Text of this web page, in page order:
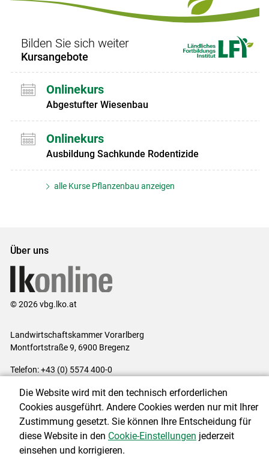
Bilden Sie sich weiter
Kursangebote
Onlinekurs
Abgestufter Wiesenbau
Onlinekurs
Ausbildung Sachkunde Rodentizide
alle Kurse Pflanzenbau anzeigen
Über uns
© 2026 vbg.lko.at
Landwirtschaftskammer Vorarlberg
Montfortstraße 9, 6900 Bregenz
Telefon: +43 (0) 5574 400-0
Impressum|Kontakt|Datenschutzerklärung|Barrierefreiheit|
Cookie-Einstellungen
Die Website wird mit den technisch erforderlichen
Cookies ausgeführt. Andere Cookies werden nur mit Ihrer
Zustimmung gesetzt. Sie können Ihre Entscheidung für
diese Website in den Cookie-Einstellungen jederzeit
einsehen und korrigieren.